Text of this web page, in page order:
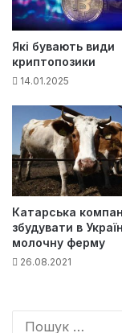
Які бувають види
криптопозики
14.01.2025
Катарська
збудувати в
молочну ферму
26.08.2021